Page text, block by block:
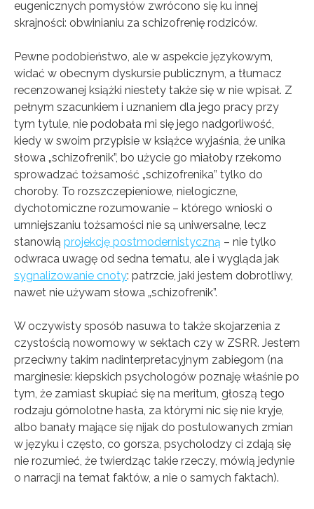
eugenicznych pomysłów zwrócono się ku innej
skrajności: obwinianiu za schizofrenię rodziców.
Pewne podobieństwo, ale w aspekcie językowym,
widać w obecnym dyskursie publicznym, a tłumacz
recenzowanej książki niestety także się w nie wpisał. Z
pełnym szacunkiem i uznaniem dla jego pracy przy
tym tytule, nie podobała mi się jego nadgorliwość,
kiedy w swoim przypisie w książce wyjaśnia, że unika
słowa „schizofrenik”, bo użycie go miałoby rzekomo
sprowadzać tożsamość „schizofrenika” tylko do
choroby. To rozszczepieniowe, nielogiczne,
dychotomiczne rozumowanie – którego wnioski o
umniejszaniu tożsamości nie są uniwersalne, lecz
stanowią projekcję postmodernistyczną – nie tylko
odwraca uwagę od sedna tematu, ale i wygląda jak
sygnalizowanie cnoty: patrzcie, jaki jestem dobrotliwy,
nawet nie używam słowa „schizofrenik”.
W oczywisty sposób nasuwa to także skojarzenia z
czystością nowomowy w sektach czy w ZSRR. Jestem
przeciwny takim nadinterpretacyjnym zabiegom (na
marginesie: kiepskich psychologów poznaję właśnie po
tym, że zamiast skupiać się na meritum, głoszą tego
rodzaju górnolotne hasła, za którymi nic się nie kryje,
albo banały mające się nijak do postulowanych zmian
w języku i często, co gorsza, psycholodzy ci zdają się
nie rozumieć, że twierdząc takie rzeczy, mówią jedynie
o narracji na temat faktów, a nie o samych faktach).